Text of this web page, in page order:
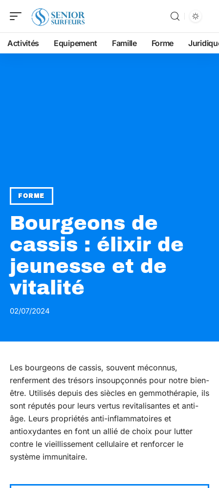
Activités Equipement Famille Forme
FORME
Bourgeons de
cassis : élixir de
jeunesse et de
vitalité
02/07/2024
Les bourgeons de cassis, souvent méconnus,
renferment des trésors insoupçonnés pour notre bien-
être. Utilisés depuis des siècles en gemmothérapie, ils
sont réputés pour leurs vertus revitalisantes et anti-
âge. Leurs propriétés anti-inflammatoires et
antioxydantes en font un allié de choix pour lutter
contre le vieillissement cellulaire et renforcer le
système immunitaire.